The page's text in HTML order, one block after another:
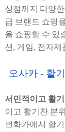
상점까지 다양
급 브랜드 쇼핑
을 쇼핑할 수 있
션, 게임, 전자
오사카 - 활
서민적이고 활
이고 활기찬 분
번화가에서 활